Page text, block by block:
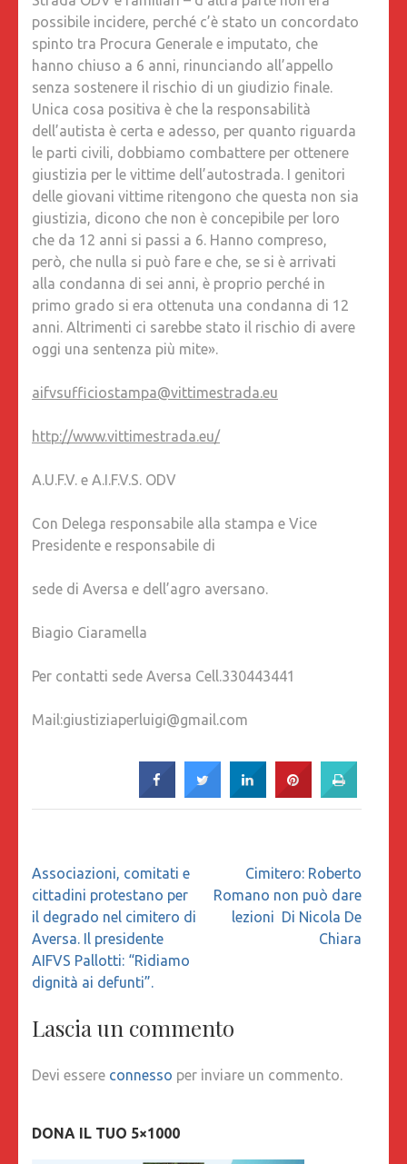
possibile incidere, perché c’è stato un concordato
spinto tra Procura Generale e imputato, che
hanno chiuso a 6 anni, rinunciando all’appello
senza sostenere il rischio di un giudizio finale.
Unica cosa positiva è che la responsabilità
dell’autista è certa e adesso, per quanto riguarda
le parti civili, dobbiamo combattere per ottenere
giustizia per le vittime dell’autostrada. I genitori
delle giovani vittime ritengono che questa non sia
giustizia, dicono che non è concepibile per loro
che da 12 anni si passi a 6. Hanno compreso,
però, che nulla si può fare e che, se si è arrivati
alla condanna di sei anni, è proprio perché in
primo grado si era ottenuta una condanna di 12
anni. Altrimenti ci sarebbe stato il rischio di avere
oggi una sentenza più mite».
aifvsufficiostampa@vittimestrada.eu
http://www.vittimestrada.eu/
A.U.F.V. e A.I.F.V.S. ODV
Con Delega responsabile alla stampa e Vice
Presidente e responsabile di
sede di Aversa e dell’agro aversano.
Biagio Ciaramella
Per contatti sede Aversa Cell.330443441
Mail:giustiziaperluigi@gmail.com
Navigazione
articoli
Associazioni, comitati e
cittadini protestano per
il degrado nel cimitero di
Aversa. Il presidente
AIFVS Pallotti: “Ridiamo
dignità ai defunti”.
Cimitero: Roberto
Romano non può dare
lezioni Di Nicola De
Chiara
Lascia un commento
Devi essere connesso per inviare un commento.
DONA IL TUO 5×1000